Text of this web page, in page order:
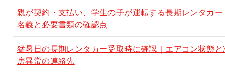
親が契約・支払い、学生の子が運転する長期レンタカー
名義と必要書類の確認点
猛暑日の長期レンタカー受取時に確認｜エアコン状態と
房異常の連絡先